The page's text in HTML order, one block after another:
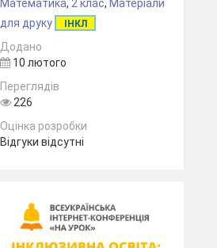
Математика, 2 клас, Матеріали
для друку
ІНКЛ
Додано
10 лютого
Переглядів
226
Оцінка розробки
Відгуки відсутні